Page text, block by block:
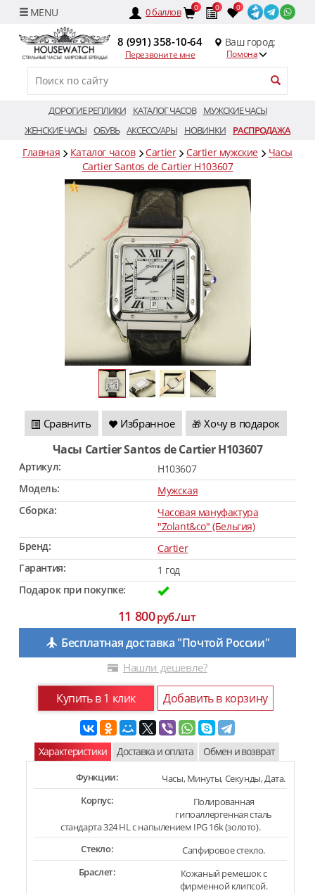
0баллов 0 0 0
8 (991) 358-10-64
Перезвоните мне
Ваш город:
Помона
ДОРОГИЕ РЕПЛИКИ КАТАЛОГ ЧАСОВ
МУЖСКИЕ ЧАСЫ
ЖЕНСКИЕ ЧАСЫ ОБУВЬ АКСЕССУАРЫ НОВИНКИ РАСПРОДАЖА
Главная Каталог часов Cartier Cartier мужские
Часы
Cartier Santos de Cartier H103607
Сравнить Избранное 🎁 Хочу в подарок
Часы Cartier Santos de Cartier H103607
Артикул:
H103607
Модель:
Мужская
Сборка:
Часовая мануфактура
"Zolant&co" (Бельгия)
Бренд:
Cartier
Гарантия:
1 год
Подарок при покупке:
11 800руб./шт
Бесплатная доставка "Почтой России"
Нашли дешевле?
Купить в 1 клик Добавить в корзину
Характеристики Доставка и оплата Обмен и возврат
Функции:
Часы, Минуты, Секунды, Дата.
Корпус:
Полированная
гипоаллергенная сталь
стандарта 324 HL с напылением IPG 16k (золото).
Стекло:
Сапфировое стекло.
Браслет:
Кожаный ремешок с
фирменной клипсой.